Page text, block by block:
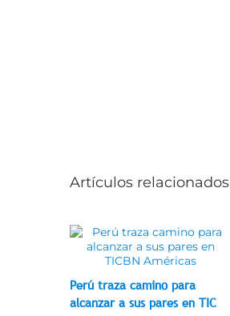
Artículos relacionados
Perú traza camino para
alcanzar a sus pares en TIC